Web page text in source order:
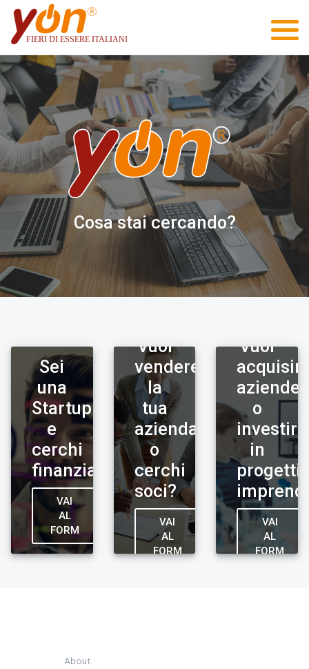
Cosa stai cercando?
Sei
una
Startup
e
cerchi
finanziatori?
VAI
AL
FORM
Vuoi
vendere
la
tua
azienda
o
cerchi
soci?
VAI
AL
FORM
Vuoi
aziende
o
investire
in
progetti
VAI
AL
FORM
About